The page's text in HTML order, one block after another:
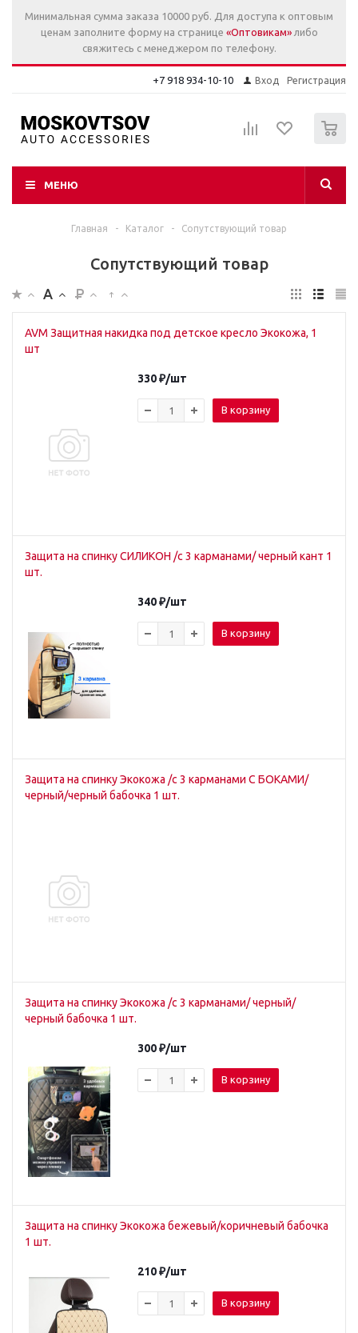
Минимальная сумма заказа 10000 руб. Для доступа к оптовым
ценам заполните форму на странице «Оптовикам»либо
свяжитесь с менеджером по телефону.
Вход Регистрация
+7 918 934-10-10
МЕНЮ
Главная - Каталог - Сопутствующий товар
Сопутствующий товар
AVM Защитная накидка под детское кресло Экокожа, 1
шт
330₽/шт
В корзину
Защита на спинку СИЛИКОН /с 3 карманами/ черный кант 1
шт.
340₽/шт
В корзину
Защита на спинку Экокожа /с 3 карманами С БОКАМИ/
черный/черный бабочка 1 шт.
Защита на спинку Экокожа /с 3 карманами/ черный/
черный бабочка 1 шт.
300₽/шт
В корзину
Защита на спинку Экокожа бежевый/коричневый бабочка
1 шт.
210₽/шт
В корзину